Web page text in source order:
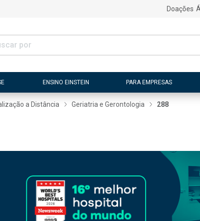
Doações
ENSINO EINSTEIN PARA EMPRESAS
a Distância Geriatria e Gerontologia 288